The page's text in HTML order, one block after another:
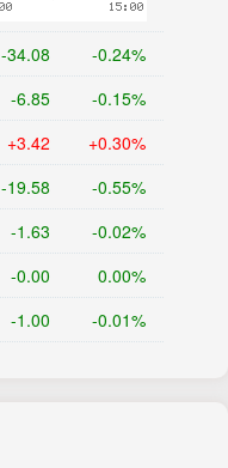
-34.08 -0.24%
-6.85 -0.15%
+3.42 +0.30%
-19.58 -0.55%
-1.63 -0.02%
-0.00 0.00%
-1.00 -0.01%